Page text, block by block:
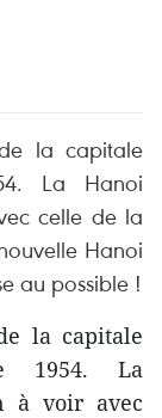
la capitale
La Hanoi
celle de la
Hanoi
au possible !
la capitale
1954. La
à voir avec